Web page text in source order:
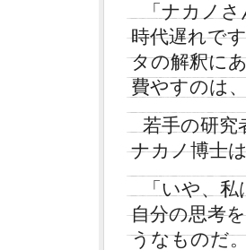
「ナカノ
時代遅れで
タの解釈に
費やすのは
若手の研究
ナカノ博士
「いや、
自分の思考
うなものだ